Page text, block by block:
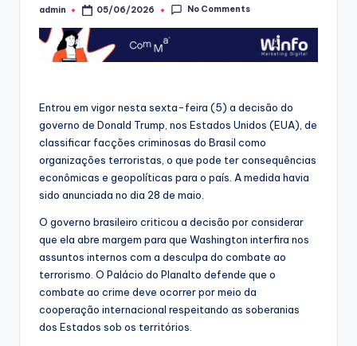
Posted
admin 05/06/2026 No Comments
Entrou em vigor nesta sexta-feira (5) a decisão do
governo de Donald Trump, nos Estados Unidos (EUA), de
classificar facções criminosas do Brasil como
organizações terroristas, o que pode ter consequências
econômicas e geopolíticas para o país. A medida havia
sido anunciada no dia 28 de maio.
O governo brasileiro criticou a decisão por considerar
que ela abre margem para que Washington interfira nos
assuntos internos com a desculpa do combate ao
terrorismo. O Palácio do Planalto defende que o
combate ao crime deve ocorrer por meio da
cooperação internacional respeitando as soberanias
dos Estados sob os territórios.